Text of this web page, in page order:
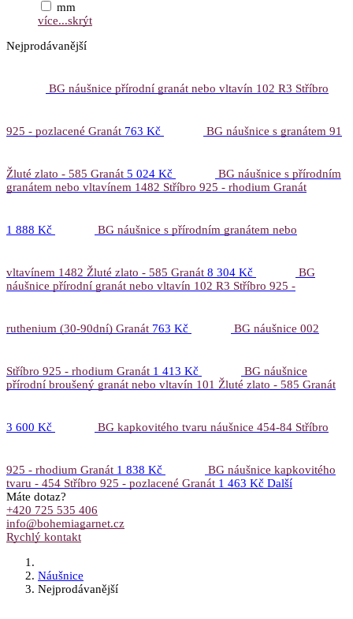
mm
více...skrýt
Nejprodávanější
BG náušnice přírodní granát nebo vltavín 102 R3 Stříbro
925 - pozlacené Granát 763 Kč BG náušnice s granátem 91
Žluté zlato - 585 Granát 5 024 Kč
BG náušnice s přírodním
granátem nebo vltavínem 1482 Stříbro 925 - rhodium Granát
1 888 Kč BG náušnice s přírodním granátem nebo
vltavínem 1482 Žluté zlato - 585 Granát 8 304 Kč
BG
náušnice přírodní granát nebo vltavín 102 R3 Stříbro 925 -
ruthenium (30-90dní) Granát 763 Kč BG náušnice 002
Stříbro 925 - rhodium Granát 1 413 Kč
BG náušnice
přírodní broušený granát nebo vltavín 101 Žluté zlato - 585 Granát
3 600 Kč BG kapkovitého tvaru náušnice 454-84 Stříbro
925 - rhodium Granát 1 838 Kč
BG náušnice kapkovitého
tvaru - 454 Stříbro 925 - pozlacené Granát 1 463 Kč Další
Máte dotaz?
+420 725 535 406
info@bohemiagarnet.cz
Rychlý kontakt
Náušnice
Nejprodávanější